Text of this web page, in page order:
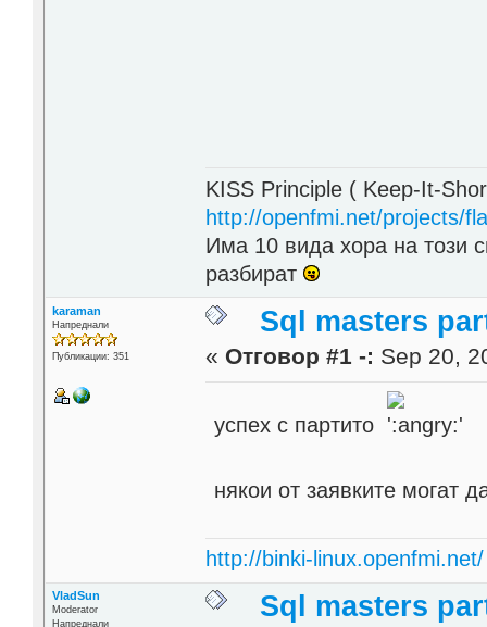
KISS Principle ( Keep-It-
http://openfmi.net/projects/
Има 10 вида хора на този
разбират
karaman
Напреднали
Публикации: 351
Sql masters
« Отговор #1 -: Sep 20,
успех с партито
някои от заявките могат
http://binki-linux.openfmi.net/
VladSun
Moderator
Напреднали
Sql masters